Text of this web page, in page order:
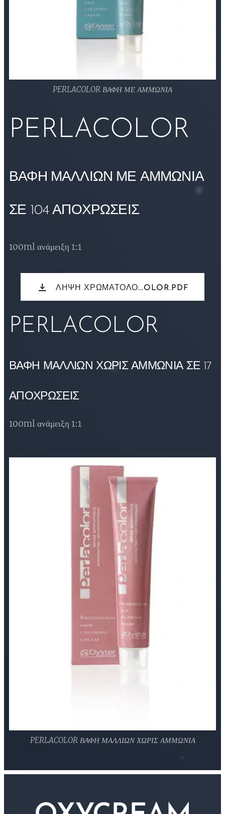
PERLACOLOR ΒΑΦΗ ΜΕ ΑΜΜΩΝΙΑ
PERLACOLOR
ΒΑΦΗ ΜΑΛΛΙΩΝ ΜΕ ΑΜΜΩΝΙΑ
ΣΕ 104 ΑΠΟΧΡΩΣΕΙΣ
100ml ανάμειξη 1:1
ΛΗΨΗ ΧΡΩΜΑΤΟΛΟ...OLOR.PDF
PERLACOLOR
ΒΑΦΗ ΜΑΛΛΙΩΝ ΧΩΡΙΣ ΑΜΜΩΝΙΑ ΣΕ 17
ΑΠΟΧΡΩΣΕΙΣ
100ml ανάμειξη 1:1
PERLACOLOR ΒΑΦΗ ΜΑΛΛΙΩΝ ΧΩΡΙΣ ΑΜΜΩΝΙΑ